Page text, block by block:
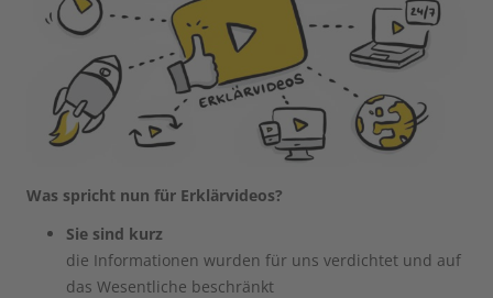
Was spricht nun für Erklärvideos?
Sie sind kurz
die Informationen wurden für uns verdichtet und auf
das Wesentliche beschränkt